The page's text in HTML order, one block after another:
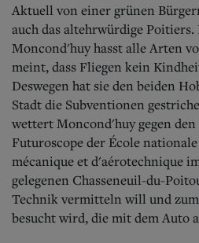
Aktuell von einer grünen
auch das altehrwürdige
Moncond'huy hasst alle Arten
meint, dass Fliegen kein
Deswegen hat sie den beiden
Stadt die Subventionen
wettert Moncond'huy gegen
Futuroscope der École
mécanique et d'aérotechnique
gelegenen Chasseneuil-du-
Technik vermitteln will und
besucht wird, die mit dem Auto